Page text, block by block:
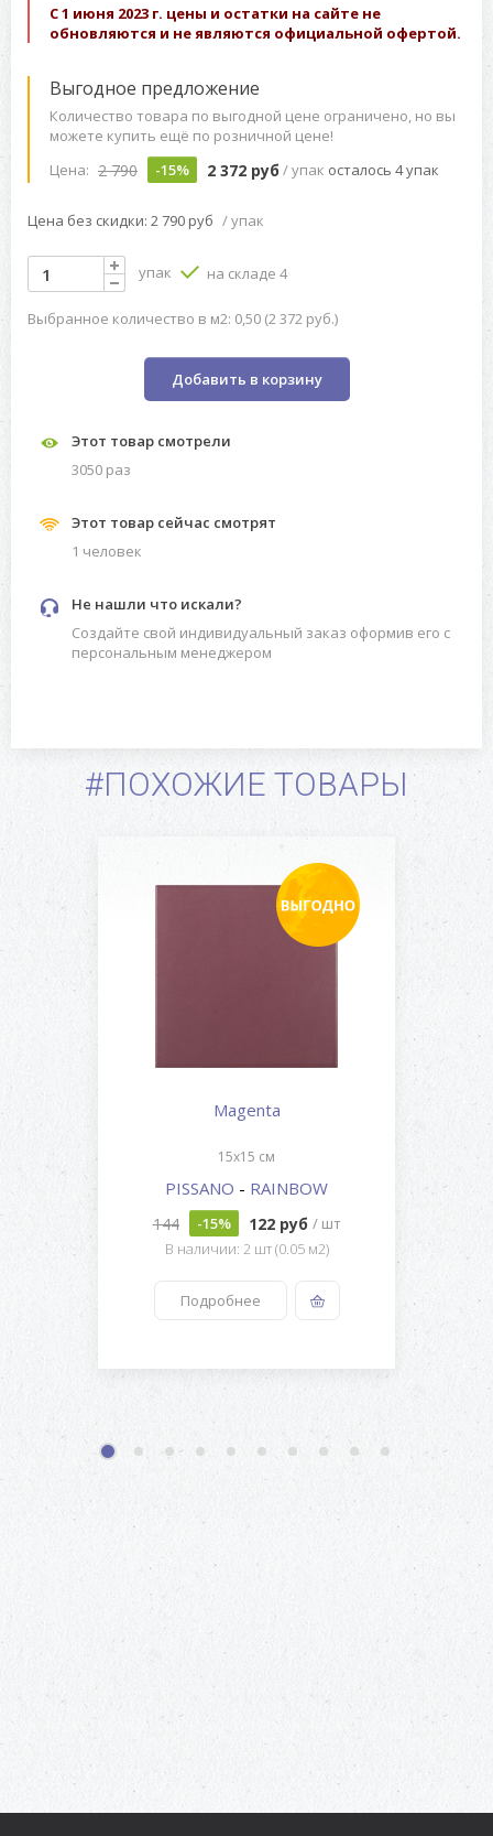
С 1 июня 2023 г. цены и остатки на сайте не
обновляются и не являются официальной офертой.
Выгодное предложение
Количество товара по выгодной цене ограничено, но вы
можете купить ещё по розничной цене!
Цена: 2 790 -15% 2 372 руб / упак осталось 4 упак
Цена без скидки: 2 790 руб / упак
упак на складе 4
Выбранное количество в м2: 0,50 (2 372 руб.)
Добавить в корзину
Этот товар смотрели
3050 раз
Этот товар сейчас смотрят
1 человек
Не нашли что искали?
Создайте свой индивидуальный заказ оформив его с
персональным менеджером
#ПОХОЖИЕ ТОВАРЫ
Magenta
15x15 см
PISSANO - RAINBOW
144 -15% 122 руб / шт
В наличии: 2 шт (0.05 м2)
Подробнее
1 2 3 4 5 6 7 8 9 10